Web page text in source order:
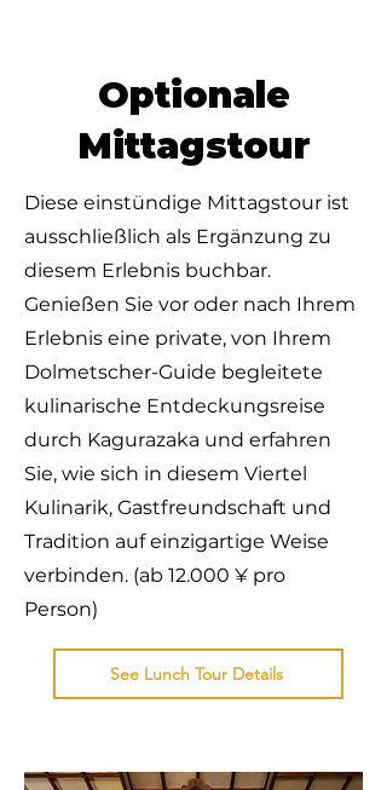
Optionale
Mittagstour
Diese einstündige Mittagstour ist
ausschließlich als Ergänzung zu
diesem Erlebnis buchbar.
Genießen Sie vor oder nach Ihrem
Erlebnis eine private, von Ihrem
Dolmetscher-Guide begleitete
kulinarische Entdeckungsreise
durch Kagurazaka und erfahren
Sie, wie sich in diesem Viertel
Kulinarik, Gastfreundschaft und
Tradition auf einzigartige Weise
verbinden. (ab 12.000 ¥ pro
Person)
See Lunch Tour Details